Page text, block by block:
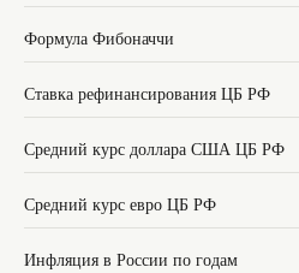
Формула Фибоначчи
Ставка рефинансирования ЦБ РФ
Средний курс доллара США ЦБ РФ
Средний курс евро ЦБ РФ
Инфляция в России по годам